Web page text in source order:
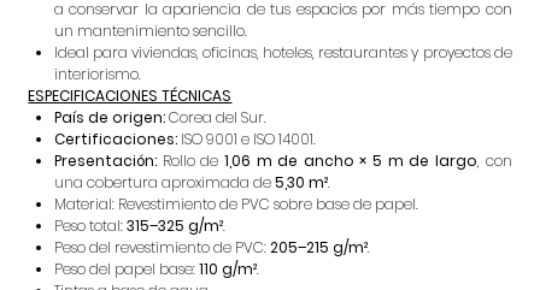
a conservar la apariencia de tus espacios por más tiempo con
un mantenimiento sencillo.
Ideal para viviendas, oficinas, hoteles, restaurantes y proyectos de
interiorismo.
ESPECIFICACIONES TÉCNICAS
País de origen:Corea del Sur.
Certificaciones: ISO 9001 e ISO 14001.
Presentación: Rollo de 1,06 m de ancho × 5 m de largo, con
una cobertura aproximada de5,30 m².
Material: Revestimiento de PVC sobre base de papel.
Peso total:315–325 g/m².
Peso del revestimiento de PVC:205–215 g/m².
Peso del papel base:110 g/m².